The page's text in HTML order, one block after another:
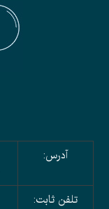
آدرس:
تلفن ثابت: